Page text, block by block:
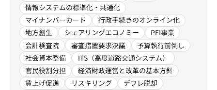
情報システムの標準化・共通化
マイナンバーカード
行政手続きのオンライン化
地方創生
シェアリングエコノミー
PFI事業
会計検査院
審査措置要求決議
予算執行前倒し
社会資本整備
ITS（高度道路交通システム）
官民役割分担
経済財政運営と改革の基本方針
賃上げ促進
リスキリング
デフレ脱却